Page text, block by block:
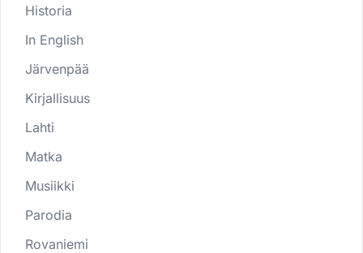
Historia
In English
Järvenpää
Kirjallisuus
Lahti
Matka
Musiikki
Parodia
Rovaniemi